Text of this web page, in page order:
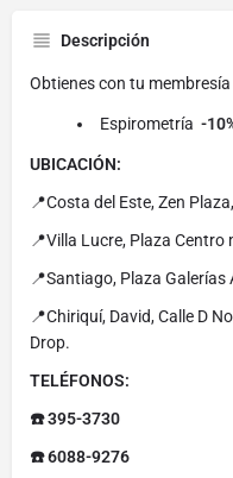
Descripción
Obtienes con tu membresía
Espirometría -
UBICACIÓN:
📍Costa del Este, Zen
📍Villa Lucre, Plaza
📍Santiago, Plaza
📍Chiriquí, David, Calle D
Drop.
TELÉFONOS:
☎️ 395-3730
☎️ 6088-9276